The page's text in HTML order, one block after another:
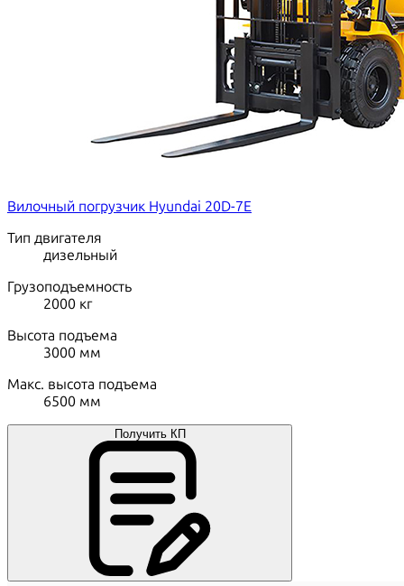
Вилочный погрузчик Hyundai 20D-7E
Тип двигателя
дизельный
Грузоподъемность
2000 кг
Высота подъема
3000 мм
Макс. высота подъема
6500 мм
Получить КП